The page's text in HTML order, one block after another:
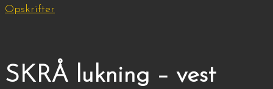
Opskrifter
SKRÅ lukning – vest